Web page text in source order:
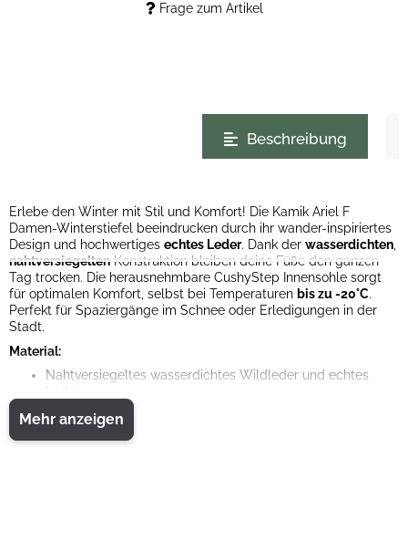
Frage zum Artikel
Beschreibung
Erlebe den Winter mit Stil und Komfort! Die Kamik Ariel F
Damen-Winterstiefel beeindrucken durch ihr wander-inspiriertes
Design und hochwertiges echtes Leder. Dank der wasserdichten
nahtversiegelten Konstruktion bleiben deine Füße den ganzen
Tag trocken. Die herausnehmbare CushyStep Innensohle sorgt
für optimalen Komfort, selbst bei Temperaturen bis zu -20°C.
Perfekt für Spaziergänge im Schnee oder Erledigungen in der
Stadt.
Material:
Nahtversiegeltes wasserdichtes Wildleder und echtes
Leder
Leder aus einer Gerberei mit Gold-Status für Wasser-,
Energie- und Abfallmanagement
Weicher Schneekragen aus Boa
Mehr anzeigen